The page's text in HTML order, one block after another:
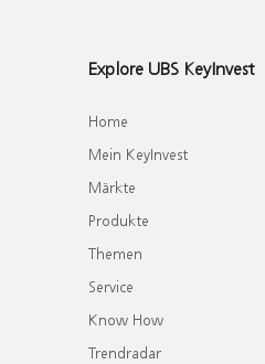
Explore UBS KeyInvest
Home
Mein KeyInvest
Märkte
Produkte
Themen
Service
Know How
Trendradar